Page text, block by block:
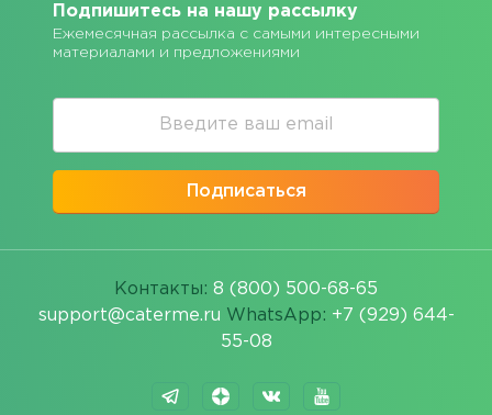
Подпишитесь на нашу рассылку
Ежемесячная рассылка с самыми интересными
материалами и предложениями
Подписаться
Контакты: 8 (800) 500-68-65
support@caterme.ru WhatsApp: +7 (929) 644-
55-08